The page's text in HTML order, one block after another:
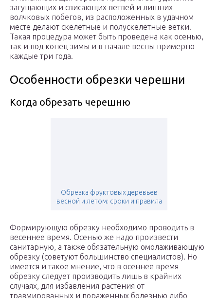
загущающих и свисающих ветвей и лишних
волчковых побегов, из расположенных в удачном
месте делают скелетные и полускелетные ветки.
Такая процедура может быть проведена как осенью,
так и под конец зимы и в начале весны примерно
каждые три года.
Особенности обрезки черешни
Когда обрезать черешню
Обрезка фруктовых деревьев
весной и летом: сроки и правила
Формирующую обрезку необходимо проводить в
весеннее время. Осенью же надо произвести
санитарную, а также обязательную омолаживающую
обрезку (советуют большинство специалистов). Но
имеется и такое мнение, что в осеннее время
обрезку следует производить лишь в крайних
случаях, для избавления растения от
травмированных и пораженных болезнью либо